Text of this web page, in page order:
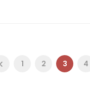
1 2 3 4